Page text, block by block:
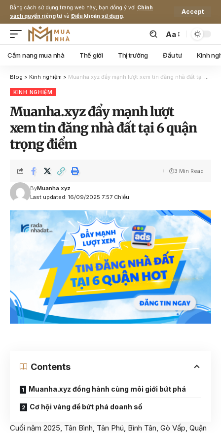
Bằng cách sử dụng trang web này, bạn đồng ý với Chính
sách quyền riêng tư và Điều khoản sử dụng.
Accept
Aa
Cẩm nang mua nhà Thế giới Thị trường Đầu tư Kinh
Blog > Kinh nghiệm > Muanha.xyz đẩy mạnh lượt xem tin đăng nhà đất tại 6 quận trọng điểm
KINH NGHIỆM
Muanha.xyz đẩy mạnh lượt
xem tin đăng nhà đất tại 6 quận
trọng điểm
Last updated: 16/09/2025 7:57 Chiều
ByMuanha.xyz
3 Min Read
Contents
Muanha.xyz đồng hành cùng môi giới bứt phá
Cơ hội vàng để bứt phá doanh số
Cuối năm 2025, Tân Bình, Tân Phú, Bình Tân, Gò Vấp, Quận